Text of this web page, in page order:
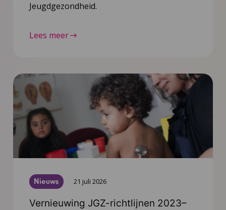
Jeugdgezondheid.
Lees meer
Nieuws 21 juli 2026
Vernieuwing JGZ-richtlijnen 2023–